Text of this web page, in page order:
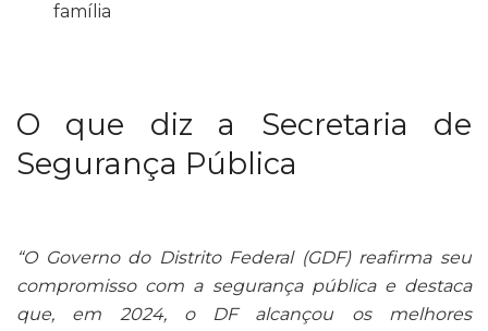
família
O que diz a Secretaria de
Segurança Pública
“O Governo do Distrito Federal (GDF) reafirma seu
compromisso com a segurança pública e destaca
que, em 2024, o DF alcançou os melhores